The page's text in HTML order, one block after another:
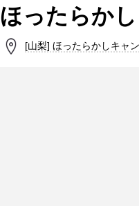
ほったらか
[山梨] ほったらかしキャ